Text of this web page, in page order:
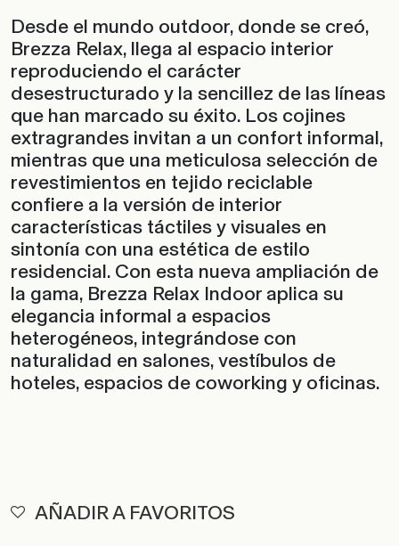
Desde el mundo outdoor, donde se creó,
Brezza Relax, llega al espacio interior
reproduciendo el carácter
desestructurado y la sencillez de las líneas
que han marcado su éxito. Los cojines
extragrandes invitan a un confort informal,
mientras que una meticulosa selección de
revestimientos en tejido reciclable
confiere a la versión de interior
características táctiles y visuales en
sintonía con una estética de estilo
residencial. Con esta nueva ampliación de
la gama, Brezza Relax Indoor aplica su
elegancia informal a espacios
heterogéneos, integrándose con
naturalidad en salones, vestíbulos de
hoteles, espacios de coworking y oficinas.
AÑADIR A FAVORITOS